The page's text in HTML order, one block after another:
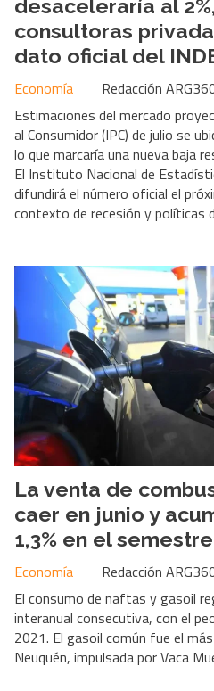
desaceleraría al
consultoras
dato oficial del
Redacción
Economía
Estimaciones del mercado
al Consumidor (IPC) de julio se
lo que marcaría una nueva baja
El Instituto Nacional de
difundirá el número oficial el
contexto de recesión y políticas
La venta de
caer en junio y
1,3% en el semestre
Redacción
Economía
El consumo de naftas y gasoil
interanual consecutiva, con el
2021. El gasoil común fue el
Neuquén, impulsada por Vaca